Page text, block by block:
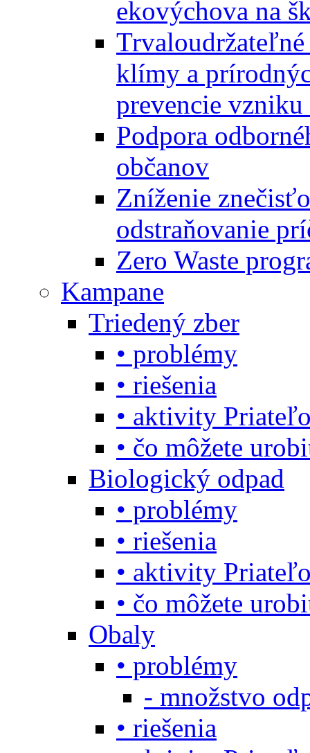
ekovýchova na
klímy a
prevencie vzniku
Podpora
občanov
Zníženie
odstraňovanie
Zero Waste
Kampane
Triedený zber
• problémy
• riešenia
• aktivity
• čo môžete
Biologický odpad
• problémy
• riešenia
• aktivity
• čo môžete
Obaly
• problémy
- množstvo
• riešenia